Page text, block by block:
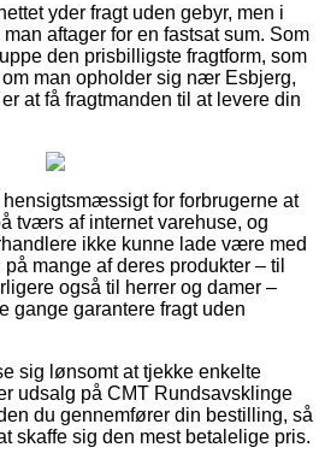
yder fragt uden gebyr, men i
aftager for en fastsat sum. Som
den prisbilligste fragtform, som
man opholder sig nær Esbjerg,
at få fragtmanden til at levere din
for forbrugerne at
tværs af internet varehuse, og
ikke kunne lade være med
mange af deres produkter – til
også til herrer og damer –
gange garantere fragt uden
sig lønsomt at tjekke enkelte
udsalg på CMT Rundsavsklinge
du gennemfører din bestilling, så
skaffe sig den mest betalelige pris.